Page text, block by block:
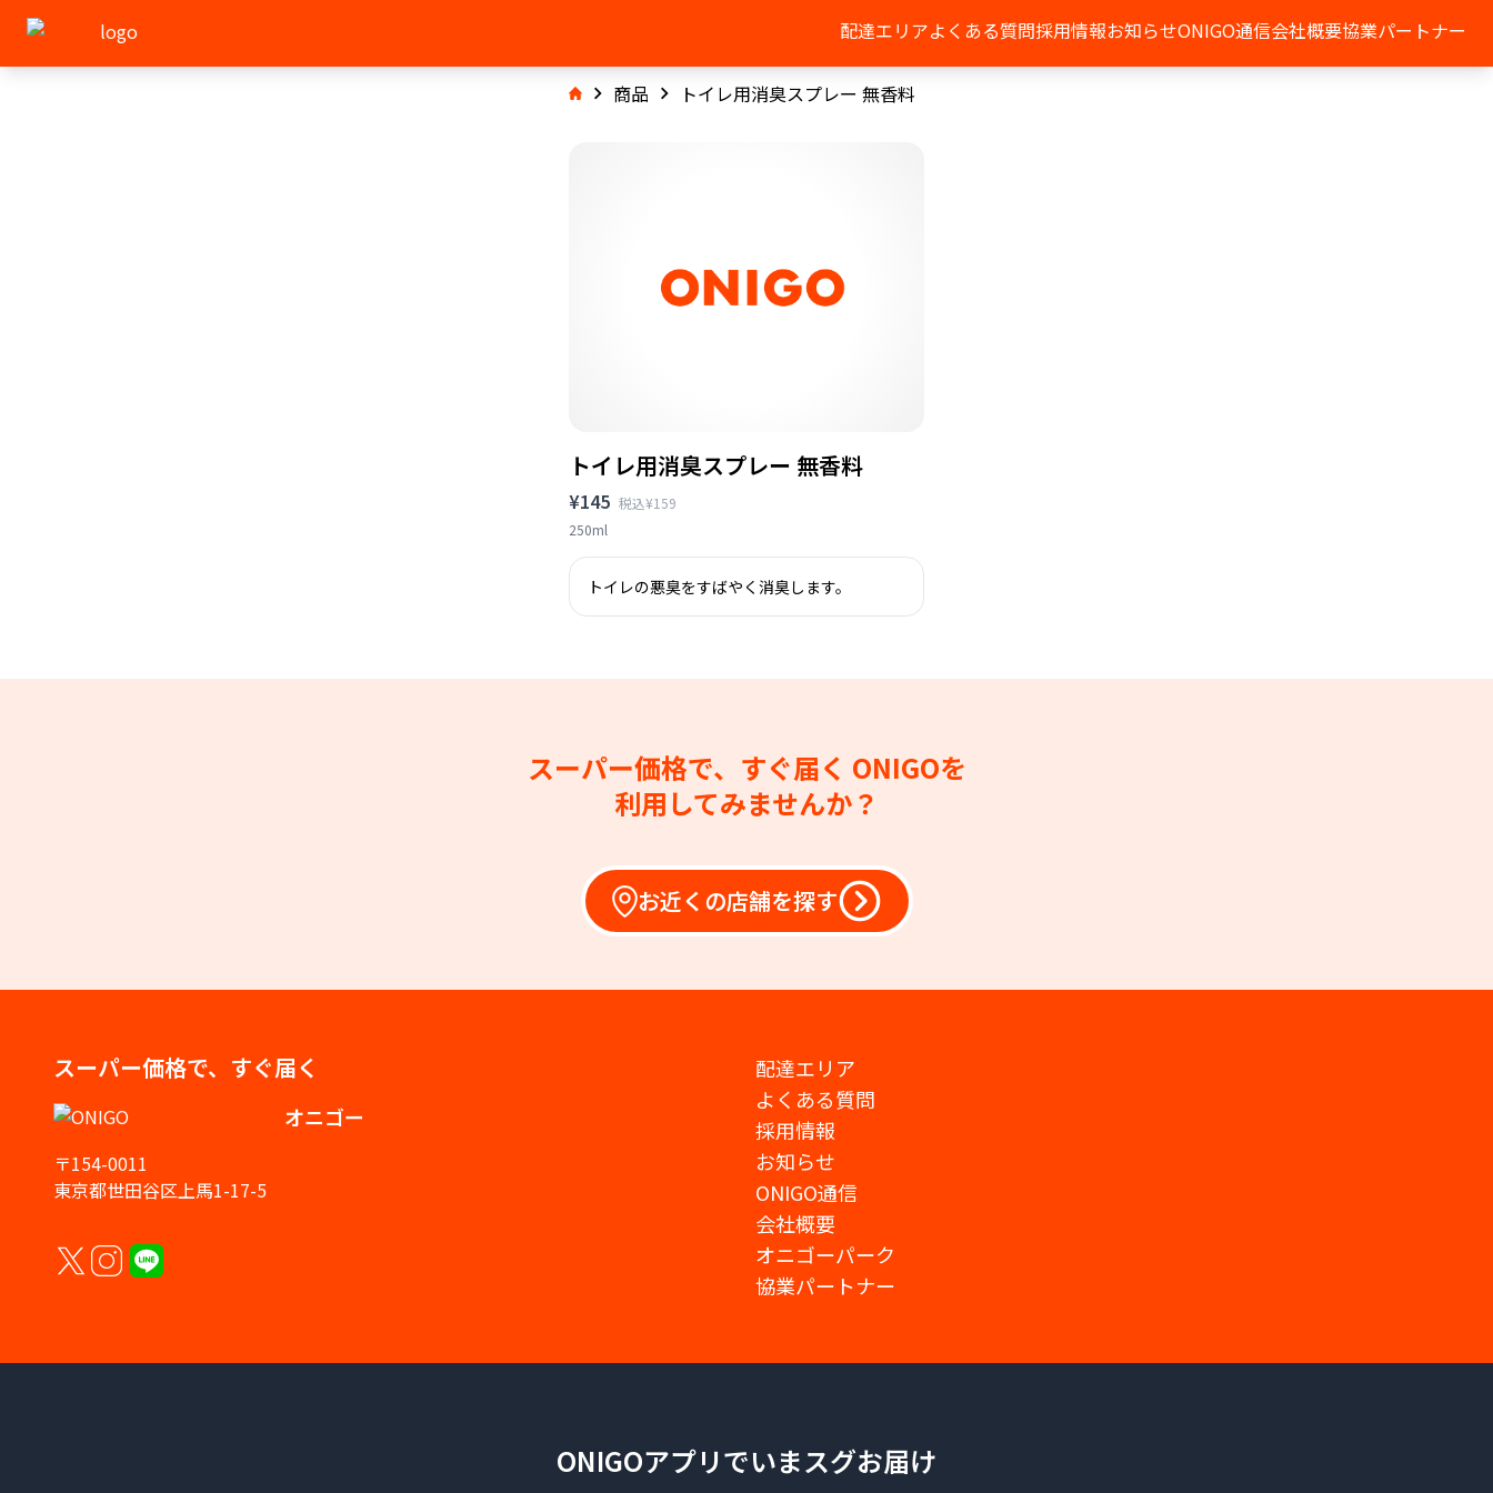
配達エリアよくある質問採用情報お知らせONIGO通信会社概要協業パートナー
商品 トイレ用消臭スプレー 無香料
トイレ用消臭スプレー 無香料
¥145 税込¥159
250ml
トイレの悪臭をすばやく消臭します。
スーパー価格で、すぐ届く ONIGOを
利用してみませんか？
お近くの店舗を探す
スーパー価格で、すぐ届く
オニゴー
〒154-0011
東京都世田谷区上馬1-17-5
配達エリア
よくある質問
採用情報
お知らせ
ONIGO通信
会社概要
オニゴーパーク
協業パートナー
ONIGOアプリでいまスグお届け